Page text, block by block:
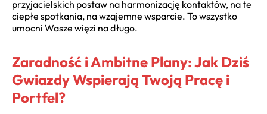
przyjacielskich postaw na harmonizację kontaktów, na te
ciepłe spotkania, na wzajemne wsparcie. To wszystko
umocni Wasze więzi na długo.
Zaradność i Ambitne Plany: Jak Dziś
Gwiazdy Wspierają Twoją Pracę i
Portfel?